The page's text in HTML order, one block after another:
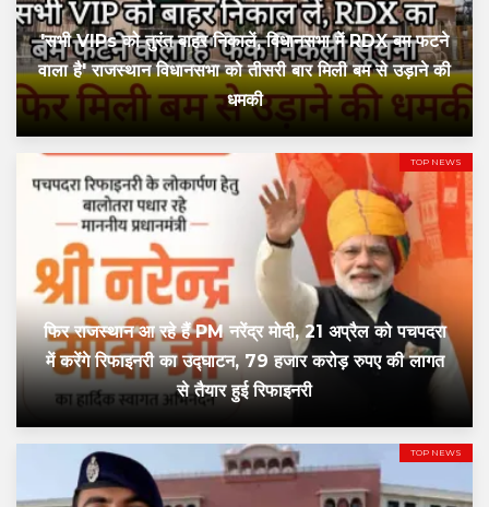
'सभी VIPs को तुरंत बाहर निकालें, विधानसभा में RDX बम फटने
वाला है' राजस्थान विधानसभा को तीसरी बार मिली बम से उड़ाने की
धमकी
TOP NEWS
फिर राजस्थान आ रहे हैं PM नरेंद्र मोदी, 21 अप्रैल को पचपदरा
में करेंगे रिफाइनरी का उद्घाटन, 79 हजार करोड़ रुपए की लागत
से तैयार हुई रिफाइनरी
TOP NEWS